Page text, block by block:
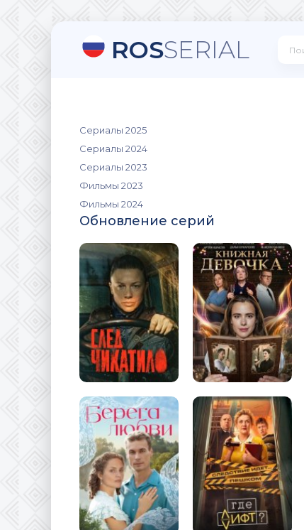
ROSSERIAL
Сериалы 2025
Сериалы 2024
Сериалы 2023
Фильмы 2023
Фильмы 2024
Обновление серий